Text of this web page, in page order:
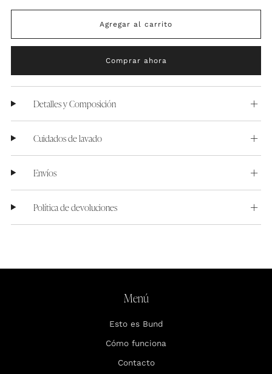
Agregar al carrito
Comprar ahora
Detalles y Composición
Cuidados de lavado
Envíos
Política de devoluciones
Menú
Esto es Bund
Cómo funciona
Contacto